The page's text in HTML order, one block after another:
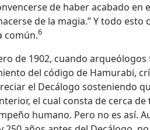
de haber acabado en
de la magia.” Y todo esto
común.6
de 1902, cuando arqueólogos
del código de Hamurabi,
el Decálogo sosteniendo
el cual consta de cerca de
humano. Pero no es así.